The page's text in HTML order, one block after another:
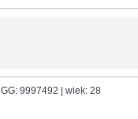
9997492 | wiek: 28